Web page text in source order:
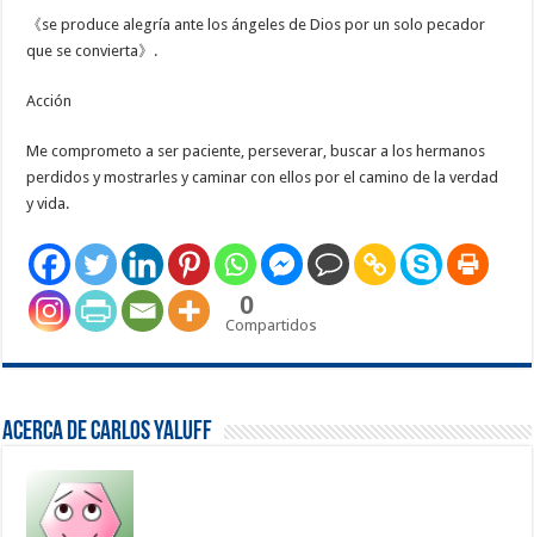
《se produce alegría ante los ángeles de Dios por un solo pecador
que se convierta》.
Acción
Me comprometo a ser paciente, perseverar, buscar a los hermanos
perdidos y mostrarles y caminar con ellos por el camino de la verdad
y vida.
0
Compartidos
Acerca de Carlos Yaluff